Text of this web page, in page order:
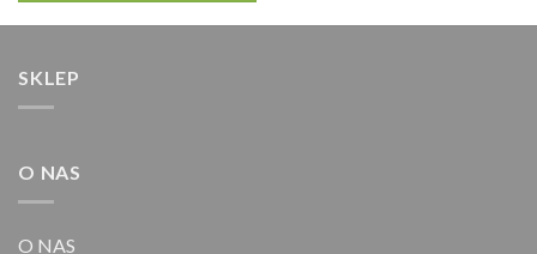
SKLEP
O NAS
O NAS